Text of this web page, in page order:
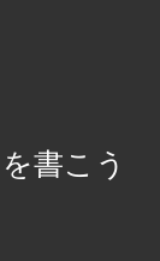
書こう